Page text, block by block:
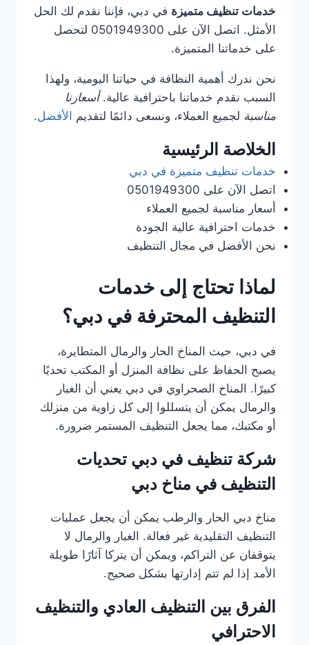
خدمات تنظيف متميزة في دبي، فإننا نقدم لك الحل
الأمثل. اتصل الآن على 0501949300 لتحصل
على خدماتنا المتميزة.
نحن ندرك أهمية النظافة في حياتنا اليومية، ولهذا
السبب نقدم خدماتنا باحترافية عالية.أسعارنا
مناسبة لجميع العملاء، ونسعى دائمًا لتقديم الأفضل.
الخلاصة الرئيسية
خدمات تنظيف متميزة في دبي
اتصل الآن على 0501949300
أسعار مناسبة لجميع العملاء
خدمات احترافية عالية الجودة
نحن الأفضل في مجال التنظيف
لماذا تحتاج إلى خدمات
التنظيف المحترفة في دبي؟
في دبي، حيث المناخ الحار والرمال المتطايرة،
يصبح الحفاظ على نظافة المنزل أو المكتب تحديًا
كبيرًا. المناخ الصحراوي في دبي يعني أن الغبار
والرمال يمكن أن يتسللوا إلى كل زاوية من منزلك
أو مكتبك، مما يجعل التنظيف المستمر ضرورة.
شركة تنظيف في دبي تحديات
التنظيف في مناخ دبي
مناخ دبي الحار والرطب يمكن أن يجعل عمليات
التنظيف التقليدية غير فعالة. الغبار والرمال لا
يتوقفان عن التراكم، ويمكن أن يتركا آثارًا طويلة
الأمد إذا لم تتم إدارتها بشكل صحيح.
الفرق بين التنظيف العادي والتنظيف
الاحترافي